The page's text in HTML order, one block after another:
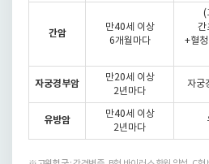
간암
만40세 이상
6개월마다
(
간
+혈
자궁경부암
만20세 이상
2년마다
자궁
유방암
만40세 이상
2년마다